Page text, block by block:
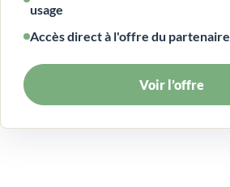
usage
Accès direct à l'offre du partenaire
Voir l’offre